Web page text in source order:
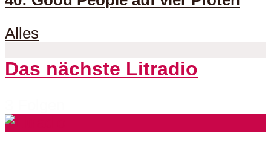
Alles
Das nächste Litradio